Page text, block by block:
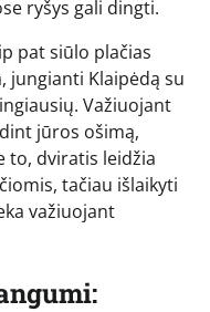
ryšys gali dingti.
pat siūlo plačias
jungianti Klaipėdą su
Važiuojant
jūros ošimą,
to, dviratis leidžia
tačiau išlaikyti
važiuojant